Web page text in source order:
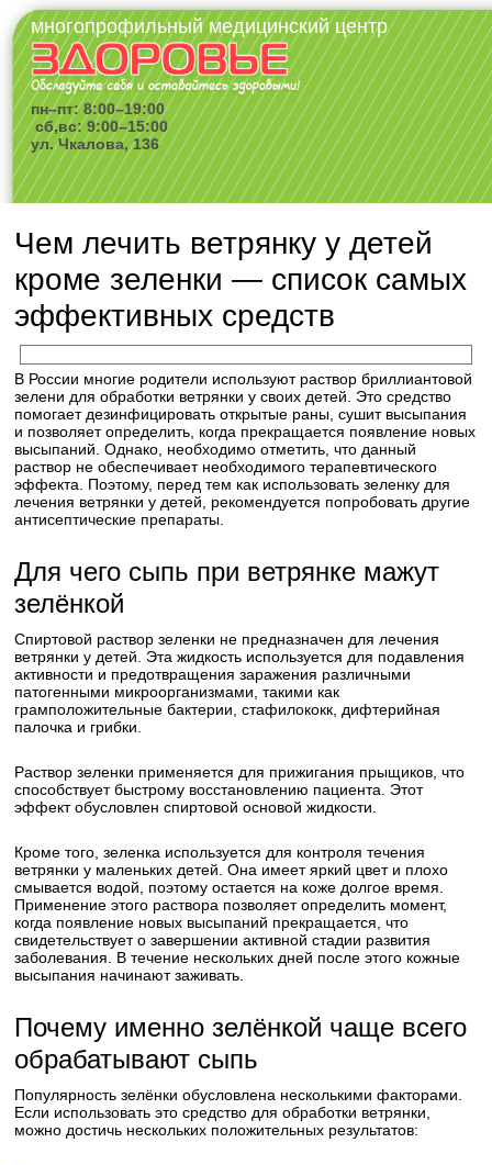
многопрофильный медицинский центр
пн–пт: 8:00–19:00
сб,вс: 9:00–15:00
ул. Чкалова, 136
Чем лечить ветрянку у детей
кроме зеленки — список самых
эффективных средств
В России многие родители используют раствор бриллиантовой
зелени для обработки ветрянки у своих детей. Это средство
помогает дезинфицировать открытые раны, сушит высыпания
и позволяет определить, когда прекращается появление новых
высыпаний. Однако, необходимо отметить, что данный
раствор не обеспечивает необходимого терапевтического
эффекта. Поэтому, перед тем как использовать зеленку для
лечения ветрянки у детей, рекомендуется попробовать другие
антисептические препараты.
Для чего сыпь при ветрянке мажут
зелёнкой
Спиртовой раствор зеленки не предназначен для лечения
ветрянки у детей. Эта жидкость используется для подавления
активности и предотвращения заражения различными
патогенными микроорганизмами, такими как
грамположительные бактерии, стафилококк, дифтерийная
палочка и грибки.
Раствор зеленки применяется для прижигания прыщиков, что
способствует быстрому восстановлению пациента. Этот
эффект обусловлен спиртовой основой жидкости.
Кроме того, зеленка используется для контроля течения
ветрянки у маленьких детей. Она имеет яркий цвет и плохо
смывается водой, поэтому остается на коже долгое время.
Применение этого раствора позволяет определить момент,
когда появление новых высыпаний прекращается, что
свидетельствует о завершении активной стадии развития
заболевания. В течение нескольких дней после этого кожные
высыпания начинают заживать.
Почему именно зелёнкой чаще всего
обрабатывают сыпь
Популярность зелёнки обусловлена несколькими факторами.
Если использовать это средство для обработки ветрянки,
можно достичь нескольких положительных результатов: